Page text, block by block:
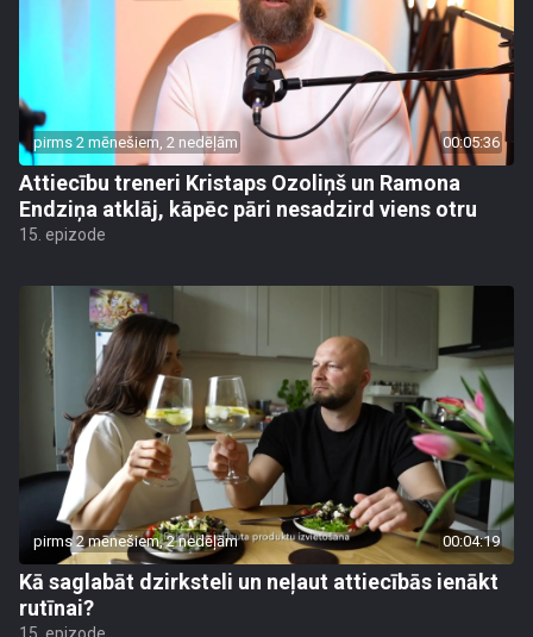
pirms 2 mēnešiem, 2 nedēļām 00:05:36
Attiecību treneri Kristaps Ozoliņš un Ramona
Endziņa atklāj, kāpēc pāri nesadzird viens otru
15. epizode
pirms 2 mēnešiem, 2 nedēļām 00:04:19
Kā saglabāt dzirksteli un neļaut attiecībās ienākt
rutīnai?